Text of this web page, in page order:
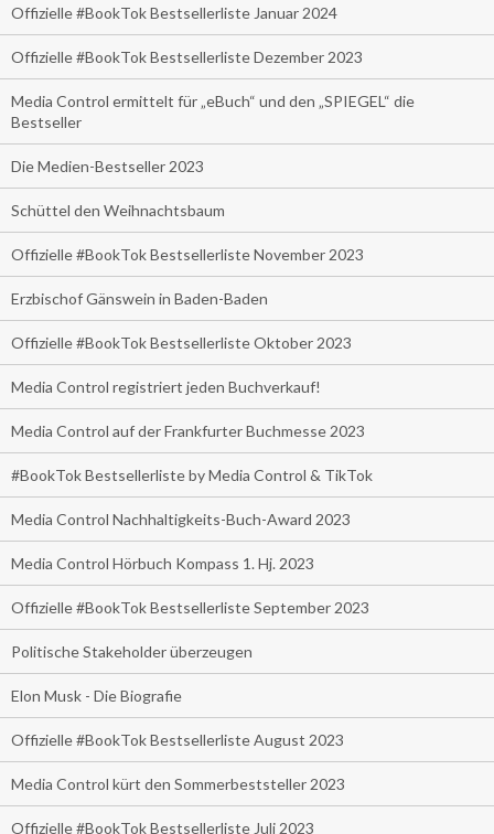
Offizielle #BookTok Bestsellerliste Januar 2024
Offizielle #BookTok Bestsellerliste Dezember 2023
Media Control ermittelt für „eBuch“ und den „SPIEGEL“ die
Bestseller
Die Medien-Bestseller 2023
Schüttel den Weihnachtsbaum
Offizielle #BookTok Bestsellerliste November 2023
Erzbischof Gänswein in Baden-Baden
Offizielle #BookTok Bestsellerliste Oktober 2023
Media Control registriert jeden Buchverkauf!
Media Control auf der Frankfurter Buchmesse 2023
#BookTok Bestsellerliste by Media Control & TikTok
Media Control Nachhaltigkeits-Buch-Award 2023
Media Control Hörbuch Kompass 1. Hj. 2023
Offizielle #BookTok Bestsellerliste September 2023
Politische Stakeholder überzeugen
Elon Musk - Die Biografie
Offizielle #BookTok Bestsellerliste August 2023
Media Control kürt den Sommerbeststeller 2023
Offizielle #BookTok Bestsellerliste Juli 2023